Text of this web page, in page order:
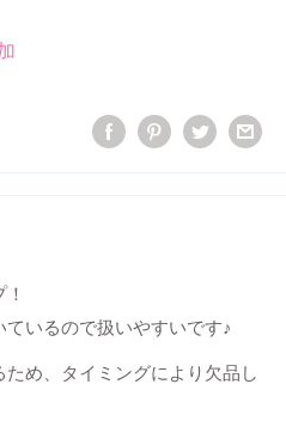
いるので扱いやすいです♪
め、タイミングにより欠品し